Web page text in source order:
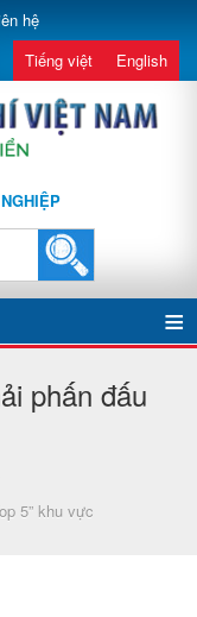
hệ
Tiếng việt English
phấn đấu
5” khu vực